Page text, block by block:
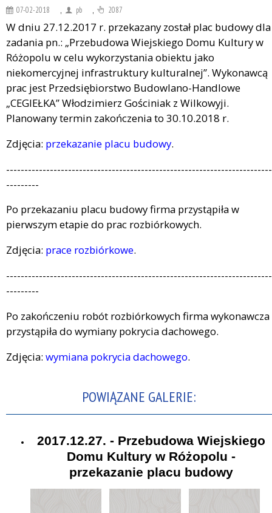
07-02-2018 pb 2087
W dniu 27.12.2017 r. przekazany został plac budowy dla
zadania pn.: „Przebudowa Wiejskiego Domu Kultury w
Różopolu w celu wykorzystania obiektu jako
niekomercyjnej infrastruktury kulturalnej”. Wykonawcą
prac jest Przedsiębiorstwo Budowlano-Handlowe
„CEGIEŁKA” Włodzimierz Gościniak z Wilkowyji.
Planowany termin zakończenia to 30.10.2018 r.
Zdjęcia: przekazanie placu budowy.
-------------------------------------------------------------------------
---------
Po przekazaniu placu budowy firma przystąpiła w
pierwszym etapie do prac rozbiórkowych.
Zdjęcia: prace rozbiórkowe.
-------------------------------------------------------------------------
---------
Po zakończeniu robót rozbiórkowych firma wykonawcza
przystąpiła do wymiany pokrycia dachowego.
Zdjęcia: wymiana pokrycia dachowego.
POWIĄZANE GALERIE:
2017.12.27. - Przebudowa Wiejskiego
Domu Kultury w Różopolu -
przekazanie placu budowy